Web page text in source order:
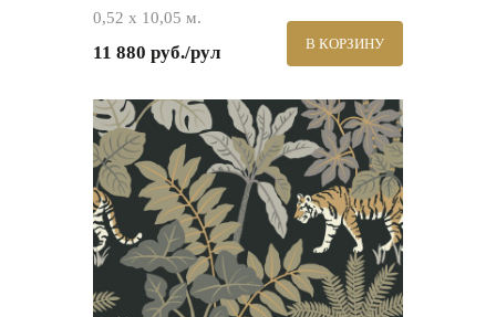
0,52 х 10,05 м.
11 880 руб./рул В КОРЗИНУ